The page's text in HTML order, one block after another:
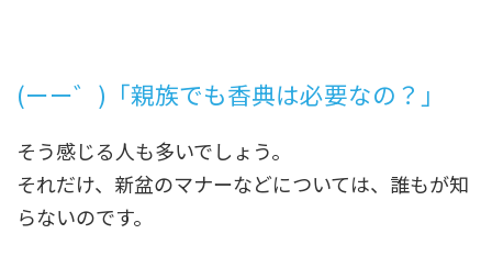
(ーー゛)「親族でも香典は必要なの？」
そう感じる人も多いでしょう。
それだけ、新盆のマナーなどについては、誰もが知
らないのです。